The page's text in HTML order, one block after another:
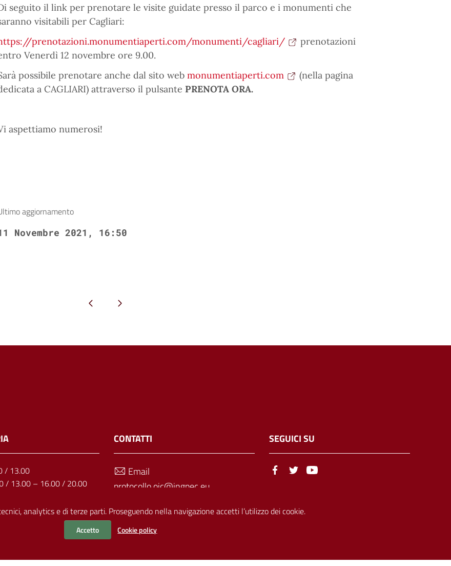
analytics e di terze parti. Proseguendo nella navigazione accetti l’utilizzo dei cookie.
Accetto Cookie policy
seguito il link per prenotare le visite guidate presso il parco e i monumenti che
visitabili per Cagliari:
prenotazioni.monumentiaperti.com/monumenti/cagliari/
prenotazioni
Venerdì 12 novembre ore 9.00.
possibile prenotare anche dal sito web monumentiaperti.com
(nella pagina
a CAGLIARI) attraverso il pulsante PRENOTA ORA.
aspettiamo numerosi!
aggiornamento
Novembre 2021, 16:50
Pagina precedentePagina successiva
/ 13.00
/ 13.00 – 16.00 / 20.00
/ 13.00 – 16.00 / 20.00
CONTATTI
Email
protocollo.oic@ingpec.eu
Telefono
070 499703
SEGUICI SU